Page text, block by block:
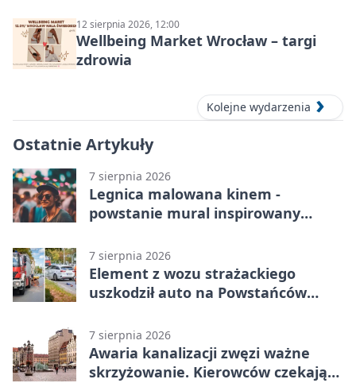
12 sierpnia 2026, 12:00
Wellbeing Market Wrocław – targi
zdrowia
Kolejne wydarzenia
Ostatnie Artykuły
7 sierpnia 2026
Legnica malowana kinem -
powstanie mural inspirowany
7 sierpnia 2026
Element z wozu strażackiego
uszkodził auto na Powstańców
7 sierpnia 2026
Awaria kanalizacji zwęzi ważne
skrzyżowanie. Kierowców czekają